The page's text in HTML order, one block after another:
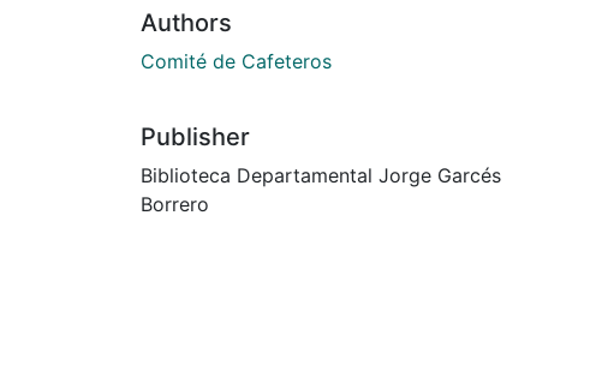
Authors
Comité de Cafeteros
Publisher
Biblioteca Departamental Jorge Garcés
Borrero